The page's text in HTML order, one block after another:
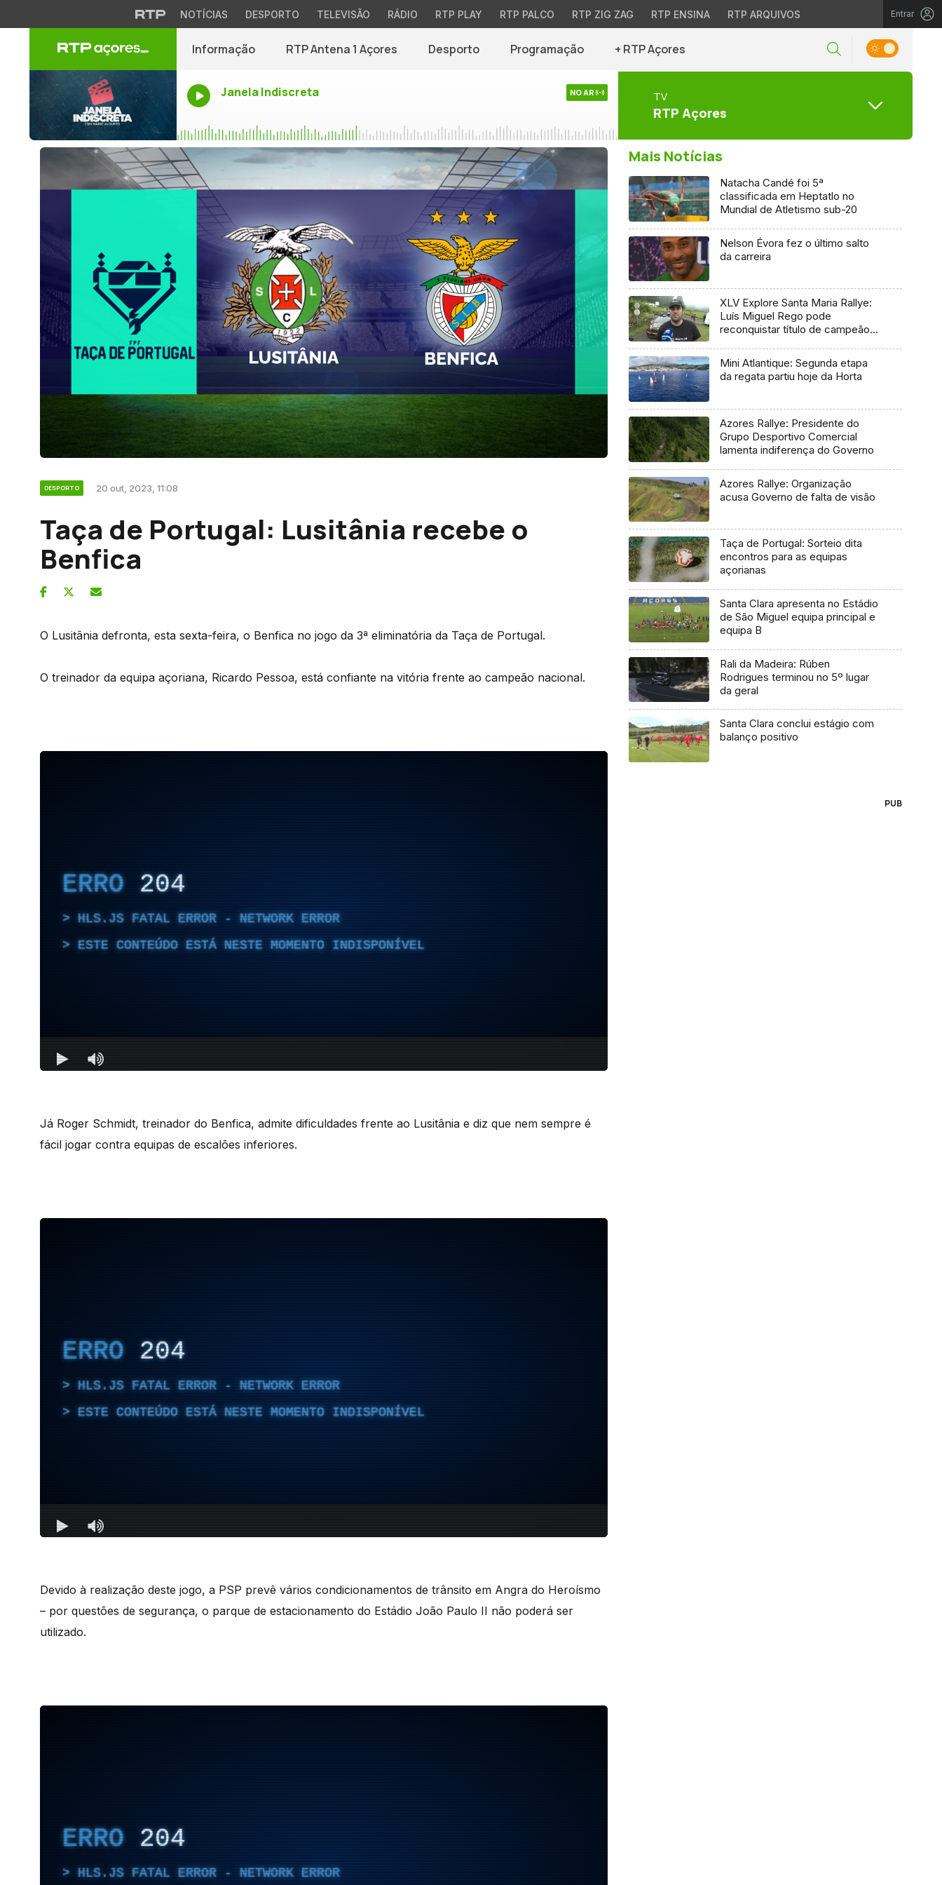
NOTÍCIAS DESPORTO TELEVISÃO RÁDIO RTP PLAY RTP PALCO RTP ZIG ZAG RTP ENSINA RTP ARQUIVOS Entrar
Informação RTP Antena 1 Açores Desporto Programação + RTP Açores
Janela Indiscreta NO AR TV
RTP Açores
DESPORTO 20 out, 2023, 11:08
Taça de Portugal: Lusitânia recebe o
Benfica
O Lusitânia defronta, esta sexta-feira, o Benfica no jogo da 3ª eliminatória da Taça de Portugal.
O treinador da equipa açoriana, Ricardo Pessoa, está confiante na vitória frente ao campeão nacional.
Já Roger Schmidt, treinador do Benfica, admite dificuldades frente ao Lusitânia e diz que nem sempre é
fácil jogar contra equipas de escalões inferiores.
Devido à realização deste jogo, a PSP prevê vários condicionamentos de trânsito em Angra do Heroísmo
– por questões de segurança, o parque de estacionamento do Estádio João Paulo II não poderá ser
utilizado.
Mais Notícias
Natacha Candé foi 5ª
classificada em Heptatlo no
Mundial de Atletismo sub-20
Nelson Évora fez o último salto
da carreira
XLV Explore Santa Maria Rallye:
Luís Miguel Rego pode
reconquistar título de campeão
Mini Atlantique: Segunda etapa
da regata partiu hoje da Horta
Azores Rallye: Presidente do
Grupo Desportivo Comercial
lamenta indiferença do Governo
Azores Rallye: Organização
acusa Governo de falta de visão
Taça de Portugal: Sorteio dita
encontros para as equipas
açorianas
Santa Clara apresenta no Estádio
de São Miguel equipa principal e
equipa B
Rali da Madeira: Rúben
Rodrigues terminou no 5º lugar
da geral
Santa Clara conclui estágio com
balanço positivo
PUB